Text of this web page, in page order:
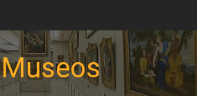
Museos